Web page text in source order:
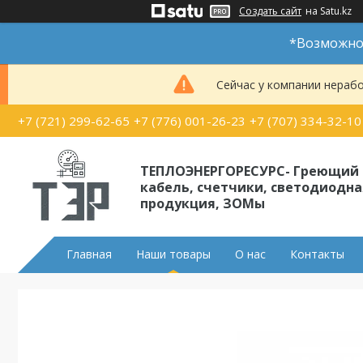
Создать сайт на Satu.kz
*Возможно
Сейчас у компании
+7 (721) 299-62-65 +7 (776) 001-26-23 +7 (707) 334-32-10
ТЕПЛОЭНЕРГОРЕСУРС- Греющий
кабель, счетчики,
продукция, ЗОМы
Главная Наши товары О нас Контакты